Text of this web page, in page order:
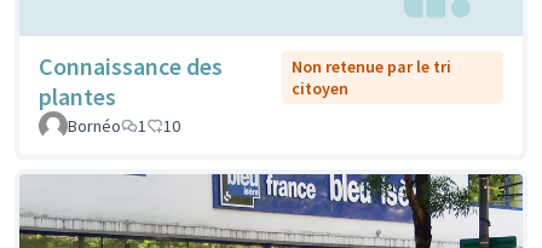
Connaissance des
plantes
Non retenue par le tri
citoyen
Bornéo
1 10